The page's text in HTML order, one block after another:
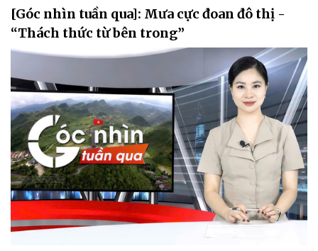
[Góc nhìn tuần qua]: Mưa cực đoan đô thị -
“Thách thức từ bên trong”